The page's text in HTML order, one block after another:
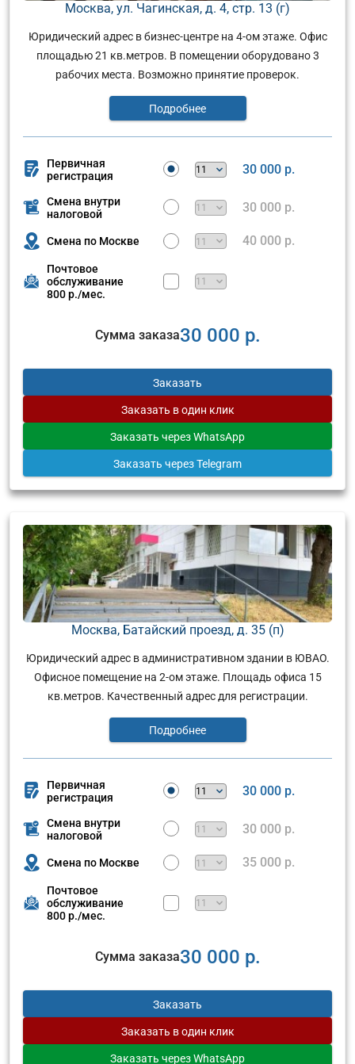
Москва, ул. Чагинская, д. 4, стр. 13 (г)
Юридический адрес в бизнес-центре на 4-ом этаже. Офис
площадью 21 кв.метров. В помещении оборудовано 3
рабочих места. Возможно принятие проверок.
Подробнее
Первичная
регистрация
30 000 р.
Смена внутри
налоговой
30 000 р.
Смена по Москве 40 000 р.
Почтовое
обслуживание
800 р./мес.
Сумма заказа30 000 р.
Заказать
Заказать в один клик
Заказать через WhatsApp
Заказать через Telegram
Москва, Батайский проезд, д. 35 (п)
Юридический адрес в административном здании в ЮВАО.
Офисное помещение на 2-ом этаже. Площадь офиса 15
кв.метров. Качественный адрес для регистрации.
Подробнее
Первичная
регистрация
30 000 р.
Смена внутри
налоговой
30 000 р.
Смена по Москве 35 000 р.
Почтовое
обслуживание
800 р./мес.
Сумма заказа30 000 р.
Заказать
Заказать в один клик
Заказать через WhatsApp